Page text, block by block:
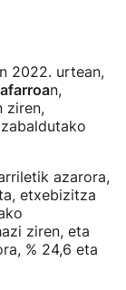
2022. urtean,
n,
ziren,
azarora,
etxebizitza
ziren, eta
% 24,6 eta